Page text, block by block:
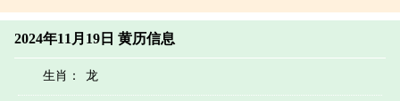
2024年11月19日 黄历信息
生肖： 龙